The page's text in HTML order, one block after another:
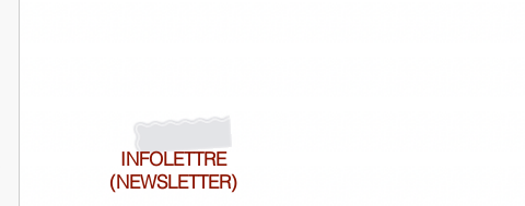
INFOLETTRE
(NEWSLETTER)